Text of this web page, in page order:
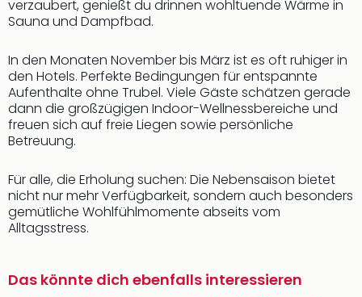
verzaubert, genießt du drinnen wohltuende Wärme in
Sauna und Dampfbad.
In den Monaten November bis März ist es oft ruhiger in
den Hotels. Perfekte Bedingungen für entspannte
Aufenthalte ohne Trubel. Viele Gäste schätzen gerade
dann die großzügigen Indoor-Wellnessbereiche und
freuen sich auf freie Liegen sowie persönliche
Betreuung.
Für alle, die Erholung suchen: Die Nebensaison bietet
nicht nur mehr Verfügbarkeit, sondern auch besonders
gemütliche Wohlfühlmomente abseits vom
Alltagsstress.
Das könnte dich ebenfalls interessieren